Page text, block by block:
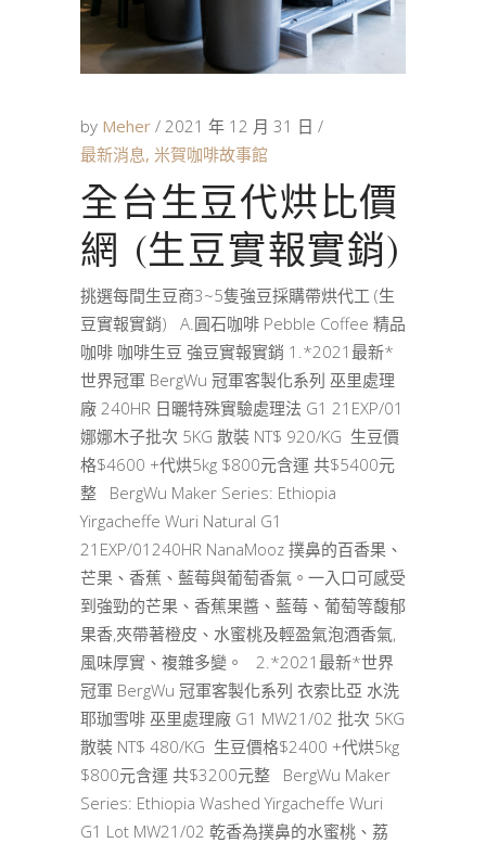
by Meher
2021 年 12 月 31 日
最新消息, 米賀咖啡故事館
全台生豆代烘比價
網 (生豆實報實銷)
挑選每間生豆商3~5隻強豆採購帶烘代工 (生
豆實報實銷) A.圓石咖啡 Pebble Coffee 精品
咖啡 咖啡生豆 強豆實報實銷 1.*2021最新*
世界冠軍 BergWu 冠軍客製化系列 巫里處理
廠 240HR 日曬特殊實驗處理法 G1 21EXP/01
娜娜木子批次 5KG 散裝 NT$ 920/KG 生豆價
格$4600 +代烘5kg $800元含運 共$5400元
整 BergWu Maker Series: Ethiopia
Yirgacheffe Wuri Natural G1
21EXP/01240HR NanaMooz 撲鼻的百香果、
芒果、香蕉、藍莓與葡萄香氣。一入口可感受
到強勁的芒果、香蕉果醬、藍莓、葡萄等馥郁
果香,夾帶著橙皮、水蜜桃及輕盈氣泡酒香氣,
風味厚實、複雜多變。 2.*2021最新*世界
冠軍 BergWu 冠軍客製化系列 衣索比亞 水洗
耶珈雪啡 巫里處理廠 G1 MW21/02 批次 5KG
散裝 NT$ 480/KG 生豆價格$2400 +代烘5kg
$800元含運 共$3200元整 BergWu Maker
Series: Ethiopia Washed Yirgacheffe Wuri
G1 Lot MW21/02 乾香為撲鼻的水蜜桃、荔